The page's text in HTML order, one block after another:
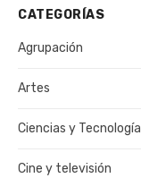
CATEGORÍAS
Agrupación
Artes
Ciencias y Tecnología
Cine y televisión